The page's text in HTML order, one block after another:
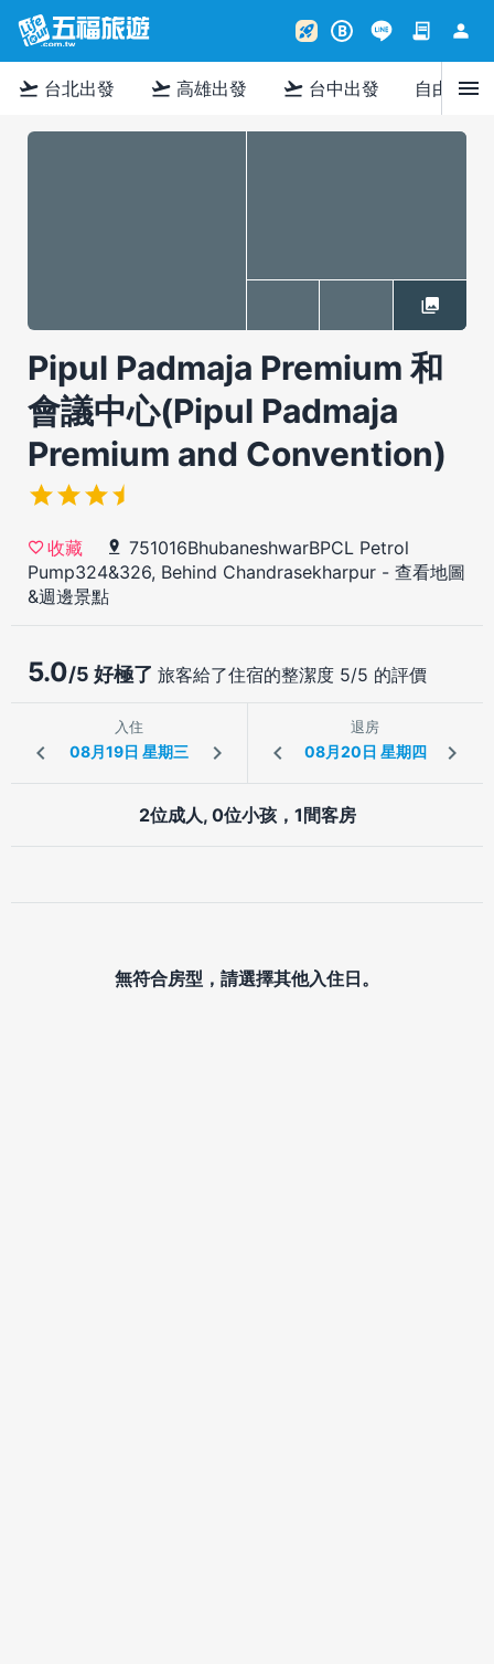
rocket_launch B contract person
flight_takeoff 台北出發 flight_takeoff 高雄出發 flight_takeoff 台中出發 自由行menu
Pipul Padmaja Premium 和
會議中心(Pipul Padmaja
Premium and Convention)
收藏
751016BhubaneshwarBPCL Petrol
Pump324&326, Behind Chandrasekharpur - 查看地圖
&週邊景點
5.0/5 好極了 旅客給了住宿的整潔度 5/5 的評價
入住 退房
2位成人, 0位小孩，1間客房
無符合房型，請選擇其他入住日。